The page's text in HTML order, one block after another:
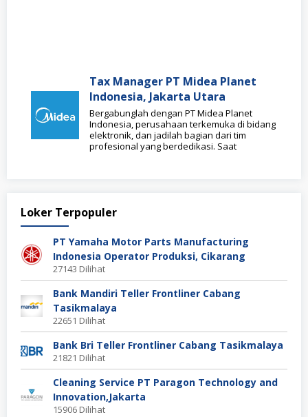
Tax Manager PT Midea Planet
Indonesia, Jakarta Utara
Bergabunglah dengan PT Midea Planet
Indonesia, perusahaan terkemuka di bidang
elektronik, dan jadilah bagian dari tim
profesional yang berdedikasi. Saat
Loker Terpopuler
PT Yamaha Motor Parts Manufacturing
Indonesia Operator Produksi, Cikarang
27143 Dilihat
Bank Mandiri Teller Frontliner Cabang
Tasikmalaya
22651 Dilihat
Bank Bri Teller Frontliner Cabang Tasikmalaya
21821 Dilihat
Cleaning Service PT Paragon Technology and
Innovation,Jakarta
15906 Dilihat